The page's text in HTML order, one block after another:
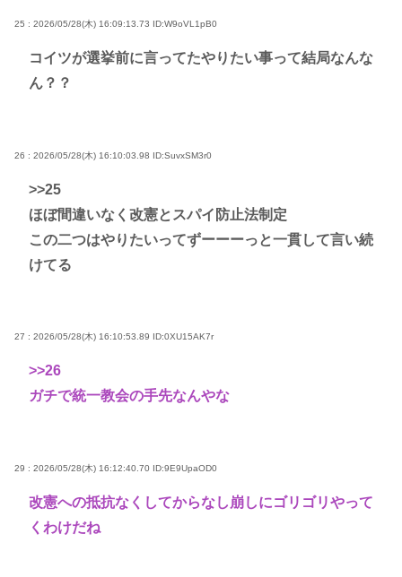
25 : 2026/05/28(木) 16:09:13.73 ID:W9oVL1pB0
コイツが選挙前に言ってたやりたい事って結局なんな
ん？？
26 : 2026/05/28(木) 16:10:03.98 ID:SuvxSM3r0
>>25
ほぼ間違いなく改憲とスパイ防止法制定
この二つはやりたいってずーーーっと一貫して言い続
けてる
27 : 2026/05/28(木) 16:10:53.89 ID:0XU15AK7r
>>26
ガチで統一教会の手先なんやな
29 : 2026/05/28(木) 16:12:40.70 ID:9E9UpaOD0
改憲への抵抗なくしてからなし崩しにゴリゴリやって
くわけだね